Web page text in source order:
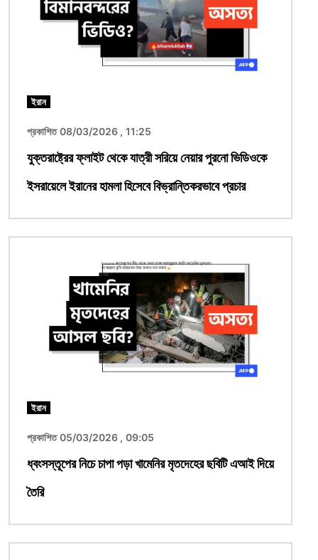
ইরান
প্রকাশিত 08/03/2026 , 11:25
যুক্তরাষ্ট্রের ফ্লাইট থেকে যাত্রী সরিয়ে নেয়ার পুরনো ভিডিওকে
ইসরায়েলে ইরানের হামলা হিসেবে বিভ্রান্তিকরভাবে প্রচার
ইরান
প্রকাশিত 05/03/2026 , 09:05
ধ্বংসস্তূপের নিচে চাপা পড়া খামেনির মৃতদেহের ছবিটি এআই দিয়ে
তৈরি